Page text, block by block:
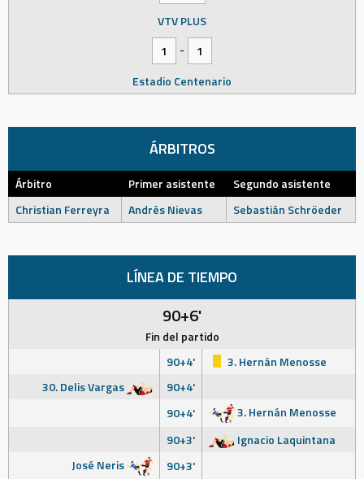
VTV PLUS
1
-
1
Estadio Centenario
ÁRBITROS
Árbitro Primer asistente
Segundo asistente
Christian Ferreyra
Andrés Nievas Sebastián Schröeder
LÍNEA DE TIEMPO
90+6'
Fin del partido
90+4'
3. Hernán Menosse
30. Delis Vargas
90+4'
90+4'
3. Hernán Menosse
90+3'
Ignacio Laquintana
José Neris
90+3'